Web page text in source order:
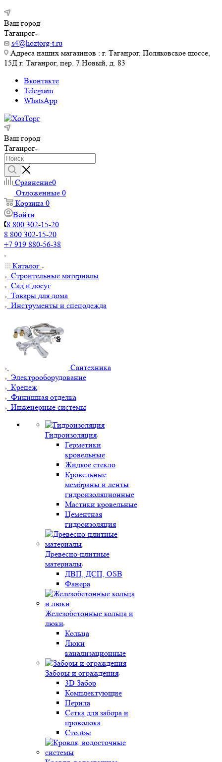
Ваш город
Таганрог
s4@hoztorg-t.ru
Адреса наших магазинов : г. Таганрог, Поляковское шоссе,
15Д г. Таганрог, пер. 7 Новый, д. 83
Вконтакте
Telegram
WhatsApp
Ваш город
Таганрог
Сравнение0
Отложенные 0
Корзина 0
Войти
8 800 302-15-20
8 800 302-15-20
+7 919 880-56-38
Каталог
Строительные материалы
Сад и досуг
Товары для дома
Инструменты и спецодежда
Сантехника
Электрооборудование
Крепеж
Финишная отделка
Инженерные системы
Гидроизоляция
Герметики
кровельные
Жидкое стекло
Кровельные
мембраны и ленты
гидроизоляционные
Мастики кровельные
Цементная
гидроизоляция
Древесно-плитные
материалы
ДВП, ДСП, OSB
Фанера
Железобетонные кольца и
люки
Кольца
Люки
канализационные
Заборы и ограждения
3D Забор
Комплектующие
Перила
Сетка для забора и
проволока
Столбы